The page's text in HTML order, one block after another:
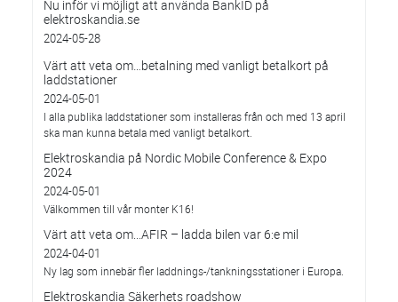
Nu inför vi möjligt att använda BankID på
elektroskandia.se
2024-05-28
Värt att veta om…betalning med vanligt betalkort på
laddstationer
2024-05-01
I alla publika laddstationer som installeras från och med 13 april
ska man kunna betala med vanligt betalkort.
Elektroskandia på Nordic Mobile Conference & Expo
2024
2024-05-01
Välkommen till vår monter K16!
Värt att veta om...AFIR – ladda bilen var 6:e mil
2024-04-01
Ny lag som innebär fler laddnings-/tankningsstationer i Europa.
Elektroskandia Säkerhets roadshow